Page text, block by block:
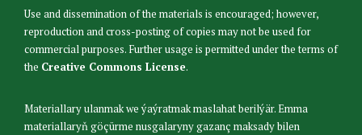
Use and dissemination of the materials is encouraged; however,
reproduction and cross-posting of copies may not be used for
commercial purposes. Further usage is permitted under the terms of
the Creative Commons License.
Materiallary ulanmak we ýaýratmak maslahat berilýär. Emma
materiallaryň göçürme nusgalaryny gazanç maksady bilen